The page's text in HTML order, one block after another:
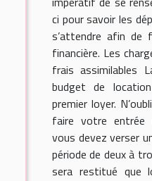
ci pour savoir les
s’attendre afin de
financière. Les
frais assimilables
budget de
premier loyer.
faire votre entrée
vous devez verser
période de deux à
sera restitué que